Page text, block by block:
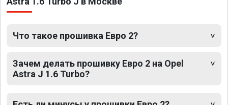
Что такое прошивка Евро 2?
Зачем делать прошивку Евро 2 на Opel
Astra J 1.6 Turbo?